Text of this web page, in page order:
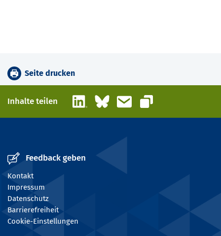
Seite drucken
Inhalte teilen LinkedInBlueskyE-Mail
Link kopieren
Feedback geben
Kontakt
Impressum
Datenschutz
Barrierefreiheit
Cookie-Einstellungen